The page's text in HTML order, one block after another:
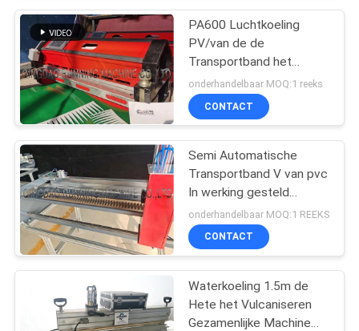
hot rubber feed
extruder
Transportband
Gezamenlijke
Machine
82
PA600 Luchtkoeling
PV/van de de
Transportband het
Gezamenlijke Machine
van pvc de
Industrieriemen
onderhandelbaar MOQ:1 reeks
CONTACT
Semi Automatische
Transportband V van pvc
In werking gesteld
Gemakkelijk van de
Vingersnijmachine
onderhandelbaar MOQ:1 REEKS
CONTACT
Waterkoeling 1.5m de
Hete het Vulcaniseren
Gezamenlijke Machine